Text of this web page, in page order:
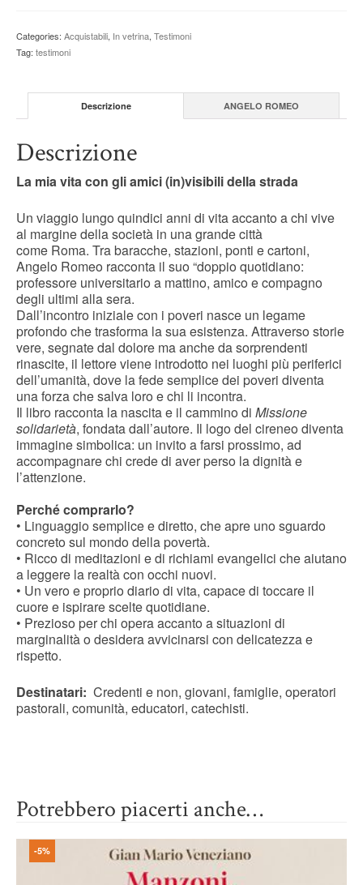
Romeo
quantity
Categories: Acquistabili, In vetrina, Testimoni
Tag: testimoni
Descrizione ANGELO ROMEO
Descrizione
La mia vita con gli amici (in)visibili della strada
Un viaggio lungo quindici anni di vita accanto a chi vive
al margine della società in una grande città
come Roma. Tra baracche, stazioni, ponti e cartoni,
Angelo Romeo racconta il suo “doppio quotidiano:
professore universitario a mattino, amico e compagno
degli ultimi alla sera.
Dall’incontro iniziale con i poveri nasce un legame
profondo che trasforma la sua esistenza. Attraverso storie
vere, segnate dal dolore ma anche da sorprendenti
rinascite, il lettore viene introdotto nei luoghi più periferici
dell’umanità, dove la fede semplice dei poveri diventa
una forza che salva loro e chi li incontra.
Il libro racconta la nascita e il cammino di Missione
solidarietà, fondata dall’autore. Il logo del cireneo diventa
immagine simbolica: un invito a farsi prossimo, ad
accompagnare chi crede di aver perso la dignità e
l’attenzione.
Perché comprarlo?
• Linguaggio semplice e diretto, che apre uno sguardo
concreto sul mondo della povertà.
• Ricco di meditazioni e di richiami evangelici che aiutano
a leggere la realtà con occhi nuovi.
• Un vero e proprio diario di vita, capace di toccare il
cuore e ispirare scelte quotidiane.
• Prezioso per chi opera accanto a situazioni di
marginalità o desidera avvicinarsi con delicatezza e
rispetto.
Destinatari: Credenti e non, giovani, famiglie, operatori
pastorali, comunità, educatori, catechisti.
Potrebbero piacerti anche…
-5%